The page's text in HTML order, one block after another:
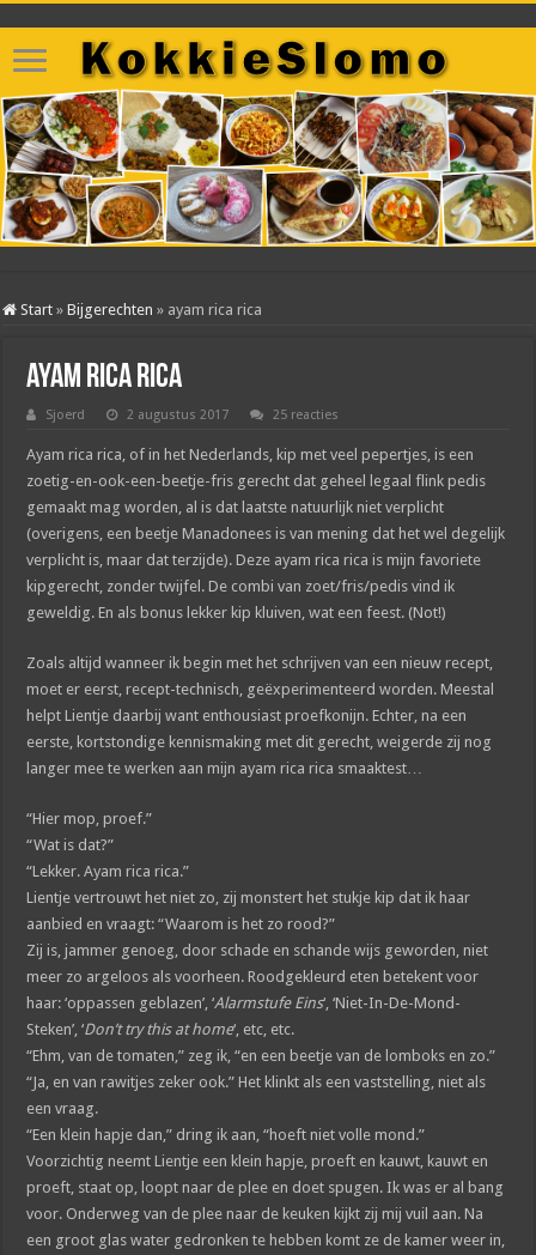
Start » Bijgerechten » ayam rica rica
ayam rica rica
Sjoerd 2 augustus 2017 25 reacties
Ayam rica rica, of in het Nederlands, kip met veel pepertjes, is een
zoetig-en-ook-een-beetje-fris gerecht dat geheel legaal flink pedis
gemaakt mag worden, al is dat laatste natuurlijk niet verplicht
(overigens, een beetje Manadonees is van mening dat het wel degelijk
verplicht is, maar dat terzijde). Deze ayam rica rica is mijn favoriete
kipgerecht, zonder twijfel. De combi van zoet/fris/pedis vind ik
geweldig. En als bonus lekker kip kluiven, wat een feest. (Not!)
Zoals altijd wanneer ik begin met het schrijven van een nieuw recept,
moet er eerst, recept-technisch, geëxperimenteerd worden. Meestal
helpt Lientje daarbij want enthousiast proefkonijn. Echter, na een
eerste, kortstondige kennismaking met dit gerecht, weigerde zij nog
langer mee te werken aan mijn ayam rica rica smaaktest…
“Hier mop, proef.”
“Wat is dat?”
“Lekker. Ayam rica rica.”
Lientje vertrouwt het niet zo, zij monstert het stukje kip dat ik haar
aanbied en vraagt: “Waarom is het zo rood?”
Zij is, jammer genoeg, door schade en schande wijs geworden, niet
meer zo argeloos als voorheen. Roodgekleurd eten betekent voor
haar: ‘oppassen geblazen’, ‘Alarmstufe Eins‘, ‘Niet-In-De-Mond-
Steken’, ‘Don’t try this at home‘, etc, etc.
“Ehm, van de tomaten,” zeg ik, “en een beetje van de lomboks en zo.”
“Ja, en van rawitjes zeker ook.” Het klinkt als een vaststelling, niet als
een vraag.
“Een klein hapje dan,” dring ik aan, “hoeft niet volle mond.”
Voorzichtig neemt Lientje een klein hapje, proeft en kauwt, kauwt en
proeft, staat op, loopt naar de plee en doet spugen. Ik was er al bang
voor. Onderweg van de plee naar de keuken kijkt zij mij vuil aan. Na
een groot glas water gedronken te hebben komt ze de kamer weer in,